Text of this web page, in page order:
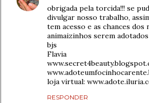
obrigada pela torcida!!! se
divulgar nosso trabalho,
tem acesso e as chances dos
animaizinhos serem adotados
bjs
Flavia
loja virtual:
RESPONDER